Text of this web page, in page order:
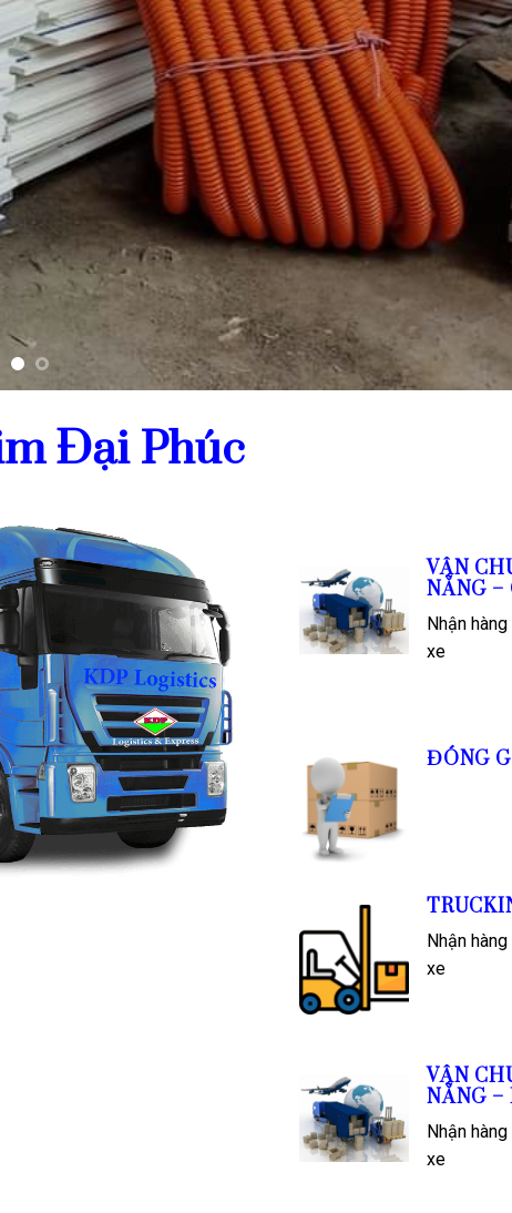
Đại Phúc
VẬN
NẴNG –
Nhận
xe
ĐÓNG
Nhận
xe
VẬN
NẴNG –
Nhận
xe